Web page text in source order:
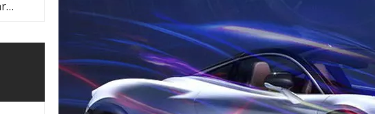
Productos de fibra de carbono